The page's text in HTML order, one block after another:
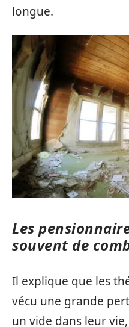
longue.
Les
souvent de
Il explique que les
vécu une grande
un vide dans leur